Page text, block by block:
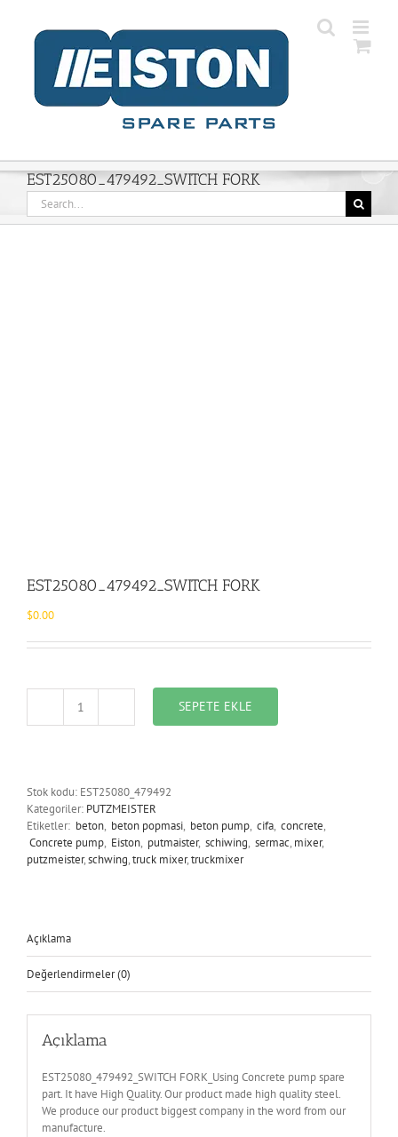
content
EST25080_479492_SWITCH FORK
Search
for:
EST25080_479492_SWITCH FORK
$0.00
EST25080_479492_SWITCH
FORK
SEPETE EKLE
Stok kodu: EST25080_479492
Kategoriler: PUTZMEISTER
Etiketler: beton, beton popmasi, beton pump, cifa, concrete,
Concrete pump, Eiston, putmaister, schiwing, sermac, mixer,
putzmeister,schwing,truck mixer,truckmixer
Açıklama
Değerlendirmeler (0)
Açıklama
EST25080_479492_SWITCH FORK_Using Concrete pump spare
part. It have High Quality. Our product made high quality steel.
We produce our product biggest company in the word from our
manufacture.